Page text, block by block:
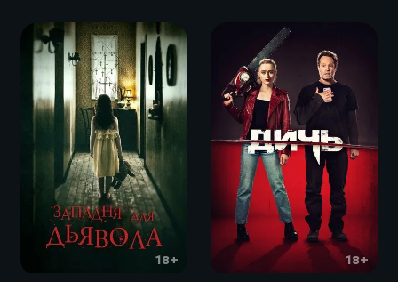
18+ 18+